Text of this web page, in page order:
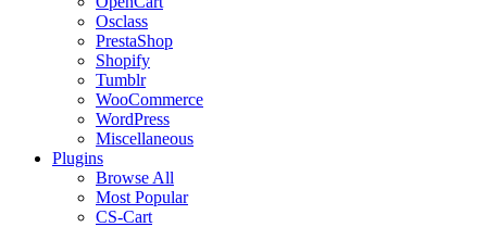
Osclass
PrestaShop
Shopify
Tumblr
WooCommerce
WordPress
Miscellaneous
Plugins
Browse All
Most Popular
CS-Cart